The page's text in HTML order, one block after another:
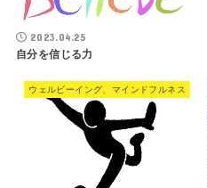
2023.04.25
自分を信じる力
ウェルビーイング、マインドフルネス